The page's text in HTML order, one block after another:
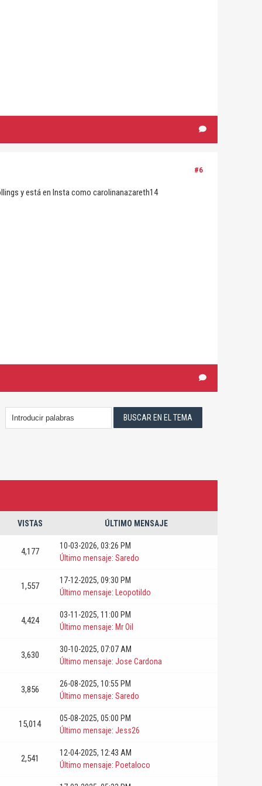
#6
y está en Insta como carolinanazareth14
VISTAS ÚLTIMO MENSAJE
4,177
10-03-2026, 03:26 PM
Último mensaje: Saredo
1,557
17-12-2025, 09:30 PM
Último mensaje: Leopotildo
4,424
03-11-2025, 11:00 PM
Último mensaje: Mr Oil
3,630
30-10-2025, 07:07 AM
Último mensaje: Jose Cardona
3,856
26-08-2025, 10:55 PM
Último mensaje: Saredo
15,014
05-08-2025, 05:00 PM
Último mensaje: Jess26
2,541
12-04-2025, 12:43 AM
Último mensaje: Poetaloco